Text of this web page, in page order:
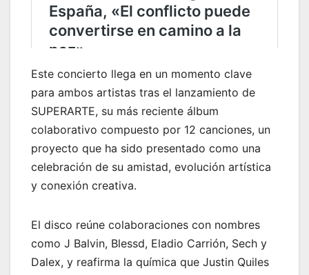
Este concierto llega en un momento clave
para ambos artistas tras el lanzamiento de
SUPERARTE, su más reciente álbum
colaborativo compuesto por 12 canciones, un
proyecto que ha sido presentado como una
celebración de su amistad, evolución artística
y conexión creativa.
El disco reúne colaboraciones con nombres
como J Balvin, Blessd, Eladio Carrión, Sech y
Dalex, y reafirma la química que Justin Quiles